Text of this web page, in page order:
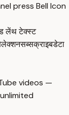
press Bell Icon
लेंथ टेक्स्ट
सब्सक्राइबडेटा
videos —